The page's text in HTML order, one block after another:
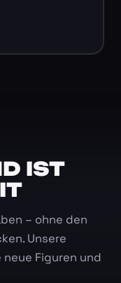
IST
– ohne den
Unsere
Figuren und